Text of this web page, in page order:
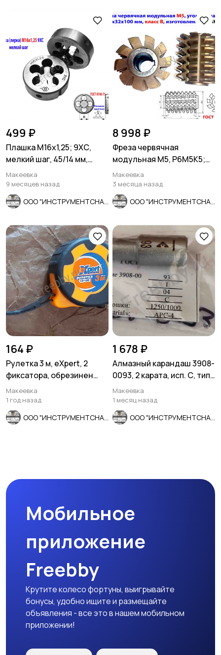
499 ₽
Плашка М16х1,25; 9ХС,
мелкий шаг, 45/14 мм,
ГОСТ 7740-71.
Макеевка
9 месяцев назад
8 998 ₽
Фреза червячная
модульная М5, Р6М5К5;
20 гр, кл В, 3°19';
100х32х100.
Макеевка
3 месяца назад
164 ₽
Рулетка 3 м, eXpert, 2
фиксатора, обрезинен
корпус, 2-х сторон размет
Макеевка
1 год назад
1 678 ₽
Алмазный карандаш 3908-
0093, 2 карата, исп. С, тип
04, зерн 1250/1000.
Макеевка
1 месяц назад
Мобильное
приложение
Freebby
Крутите колесо фортуны, выигрывайте
бонусы, удобно ищите и размещайте
объявления - все это в нашем мобильном
приложении!